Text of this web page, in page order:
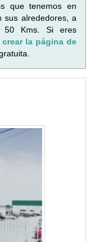
que tenemos en
sus alrededores, a
50 Kms. Si eres
crear la página de